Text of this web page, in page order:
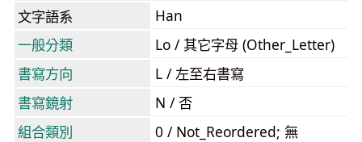
文字語系
Han
一般分類
Lo / 其它字母 (Other_Letter)
書寫方向
L / 左至右書寫
書寫鏡射
N / 否
組合類別
0 / Not_Reordered; 無